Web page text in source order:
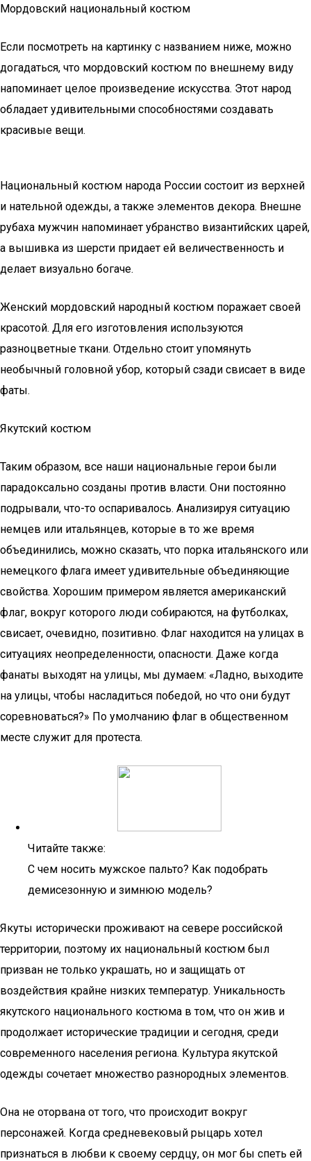
Мордовский национальный костюм
Если посмотреть на картинку с названием ниже, можно
догадаться, что мордовский костюм по внешнему виду
напоминает целое произведение искусства. Этот народ
обладает удивительными способностями создавать
красивые вещи.
Национальный костюм народа России состоит из верхней
и нательной одежды, а также элементов декора. Внешне
рубаха мужчин напоминает убранство византийских царей,
а вышивка из шерсти придает ей величественность и
делает визуально богаче.
Женский мордовский народный костюм поражает своей
красотой. Для его изготовления используются
разноцветные ткани. Отдельно стоит упомянуть
необычный головной убор, который сзади свисает в виде
фаты.
Якутский костюм
Таким образом, все наши национальные герои были
парадоксально созданы против власти. Они постоянно
подрывали, что-то оспаривалось. Анализируя ситуацию
немцев или итальянцев, которые в то же время
объединились, можно сказать, что порка итальянского или
немецкого флага имеет удивительные объединяющие
свойства. Хорошим примером является американский
флаг, вокруг которого люди собираются, на футболках,
свисает, очевидно, позитивно. Флаг находится на улицах в
ситуациях неопределенности, опасности. Даже когда
фанаты выходят на улицы, мы думаем: «Ладно, выходите
на улицы, чтобы насладиться победой, но что они будут
соревноваться?» По умолчанию флаг в общественном
месте служит для протеста.
Читайте также:
С чем носить мужское пальто? Как подобрать
демисезонную и зимнюю модель?
Якуты исторически проживают на севере российской
территории, поэтому их национальный костюм был
призван не только украшать, но и защищать от
воздействия крайне низких температур. Уникальность
якутского национального костюма в том, что он жив и
продолжает исторические традиции и сегодня, среди
современного населения региона. Культура якутской
одежды сочетает множество разнородных элементов.
Она не оторвана от того, что происходит вокруг
персонажей. Когда средневековый рыцарь хотел
признаться в любви к своему сердцу, он мог бы спеть ей